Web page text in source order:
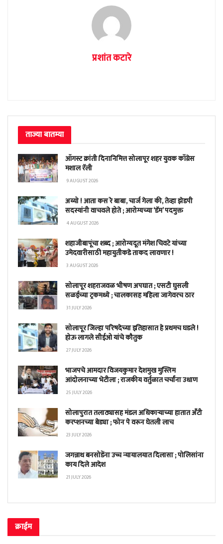
प्रशांत कटारे
ताज्या बातम्या
ऑगस्ट क्रांती दिनानिमित्त सोलापूर शहर युवक कॉंग्रेस
मशाल रॅली
9 AUGUST 2026
अय्यो ! आता कस रे बाबा, चार्ज गेला की, तेव्हा झेडपी
सदस्यांनी वाचवले होते ; आरोग्यच्या ‘डॅम’ पदमुक्त
4 AUGUST 2026
शहाजीबापूंचा शब्द ; आरोग्यदूत मंगेश चिवटे यांच्या
उमेदवारीसाठी महायुतीकडे ताकद लावणार !
3 AUGUST 2026
सोलापूर शहराजवळ भीषण अपघात ; एसटी घुसली
सळईच्या ट्रकमध्ये ; चालकासह महिला जागेवरच ठार
31 JULY 2026
सोलापूर जिल्हा परिषदेच्या इतिहासात हे प्रथमच घडले !
होऊ लागले सीईओ यांचे कौतुक
27 JULY 2026
भाजपचे आमदार विजयकुमार देशमुख मुस्लिम
आंदोलनाच्या भेटीला ; राजकीय वर्तुळात चर्चांना उधाण
25 JULY 2026
सोलापुरात तलाठ्यासह मंडल अधिकाऱ्याच्या हातात अँटी
करप्शनच्या बेड्या ; फोन पे वरून घेतली लाच
23 JULY 2026
जगन्नाथ बनसोडेंना उच्च न्यायालयात दिलासा ; पोलिसांना
काय दिले आदेश
21 JULY 2026
क्राईम